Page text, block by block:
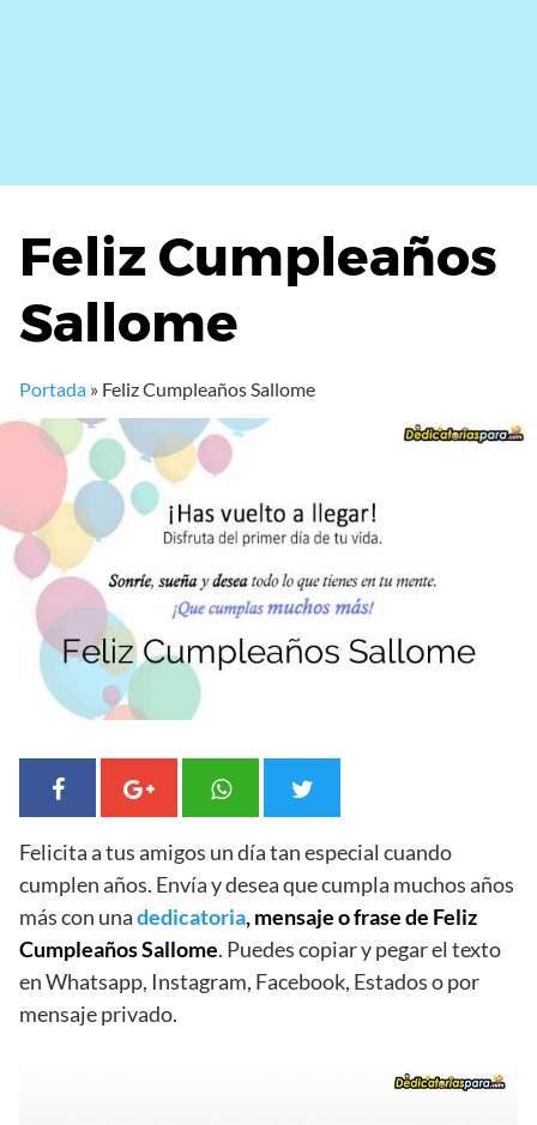
Feliz Cumpleaños
Sallome
Portada » Feliz Cumpleaños Sallome
Felicita a tus amigos un día tan especial cuando
cumplen años. Envía y desea que cumpla muchos años
más con unadedicatoria, mensaje o frase de Feliz
Cumpleaños Sallome. Puedes copiar y pegar el texto
en Whatsapp, Instagram, Facebook, Estados o por
mensaje privado.